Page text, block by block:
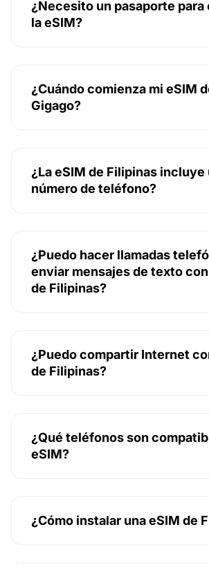
¿Necesito un pasaporte para
la eSIM?
¿Cuándo comienza mi eSIM
Gigago?
¿La eSIM de Filipinas incluye
número de teléfono?
¿Puedo hacer llamadas
enviar mensajes de texto con
de Filipinas?
¿Puedo compartir Internet
de Filipinas?
¿Qué teléfonos son
eSIM?
¿Cómo instalar una eSIM de